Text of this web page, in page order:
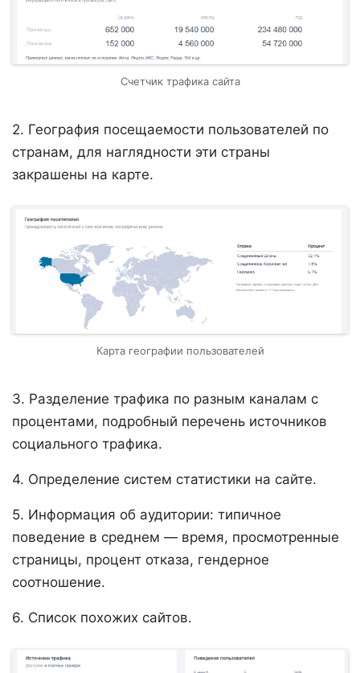
Счетчик трафика сайта
2. География посещаемости пользователей по
странам, для наглядности эти страны
закрашены на карте.
Карта географии пользователей
3. Разделение трафика по разным каналам с
процентами, подробный перечень источников
социального трафика.
4. Определение систем статистики на сайте.
5. Информация об аудитории: типичное
поведение в среднем — время, просмотренные
страницы, процент отказа, гендерное
соотношение.
6. Список похожих сайтов.